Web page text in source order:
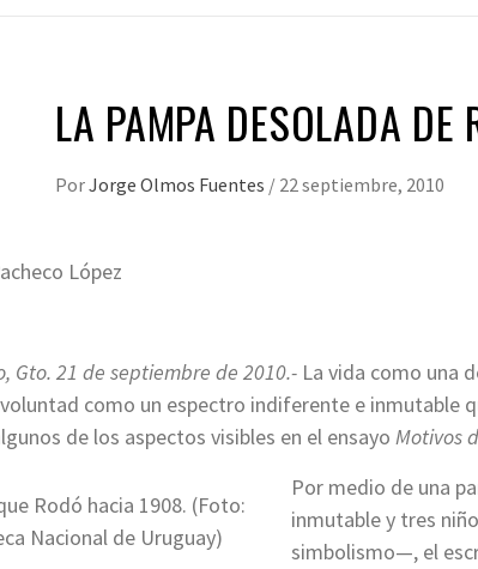
LA PAMPA DESOLADA DE
PorJorge Olmos Fuentes / 22 septiembre, 2010
López
Gto. 21 de septiembre de 2010.- La vida como una
como un espectro indiferente e inmutable
de los aspectos visibles en el ensayo Motivos
Rodó hacia 1908. (Foto:
Nacional de Uruguay)
Por medio de una
inmutable y tres
simbolismo—, el